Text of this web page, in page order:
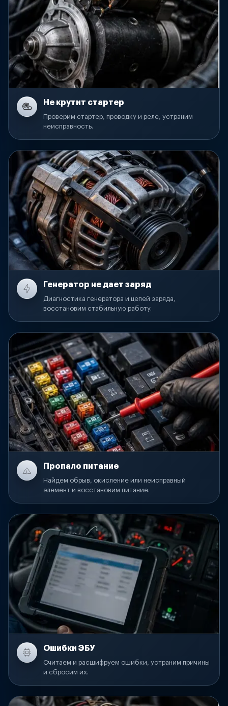
Не крутит стартер
Проверим стартер, проводку и реле, устраним
неисправность.
Генератор не дает заряд
Диагностика генератора и цепей заряда,
восстановим стабильную работу.
Пропало питание
Найдем обрыв, окисление или неисправный
элемент и восстановим питание.
Ошибки ЭБУ
Считаем и расшифруем ошибки, устраним причины
и сбросим их.